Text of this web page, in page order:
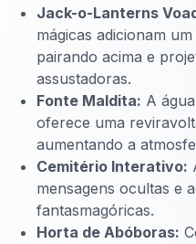
Jack-o-Lanterns
mágicas adicionam
pairando acima e
assustadoras.
Fonte Maldita: A
oferece uma
aumentando a
Cemitério Interativo:
mensagens ocultas e
fantasmagóricas.
Horta de Abóboras: